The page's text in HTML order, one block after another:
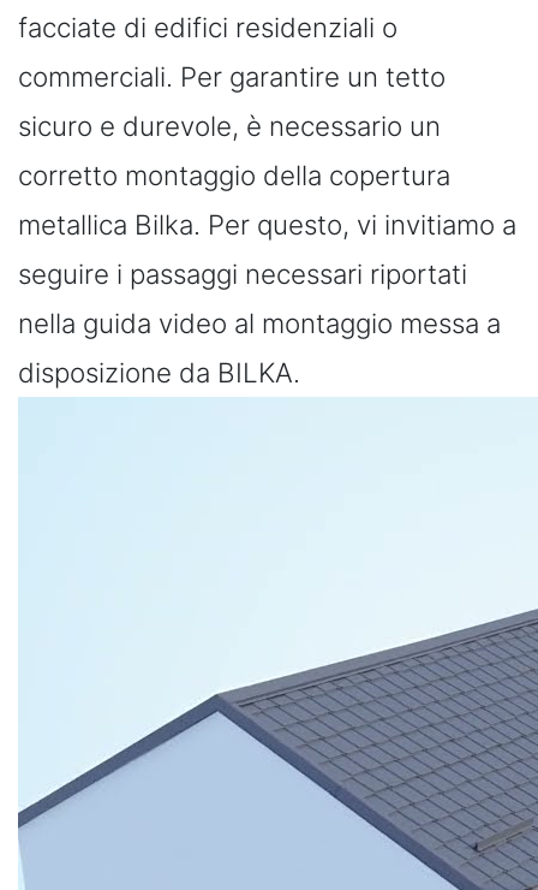
facciate di edifici residenziali o
commerciali. Per garantire un tetto
sicuro e durevole, è necessario un
corretto montaggio della copertura
metallica Bilka. Per questo, vi invitiamo a
seguire i passaggi necessari riportati
nella guida video al montaggio messa a
disposizione da BILKA.